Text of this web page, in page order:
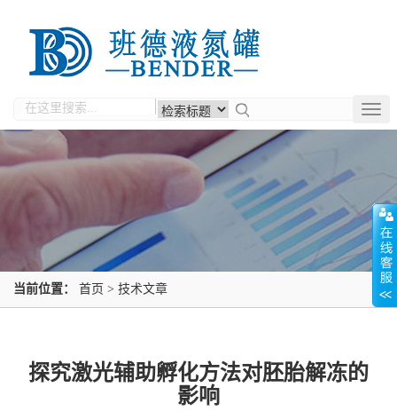
当前位置： 首页 > 技术文章
探究激光辅助孵化方法对胚胎解冻的
影响